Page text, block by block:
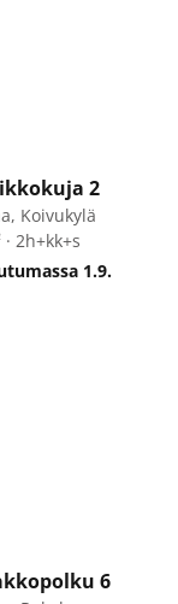
2
Koivukylä
· 2h+kk+s
1.9.
6